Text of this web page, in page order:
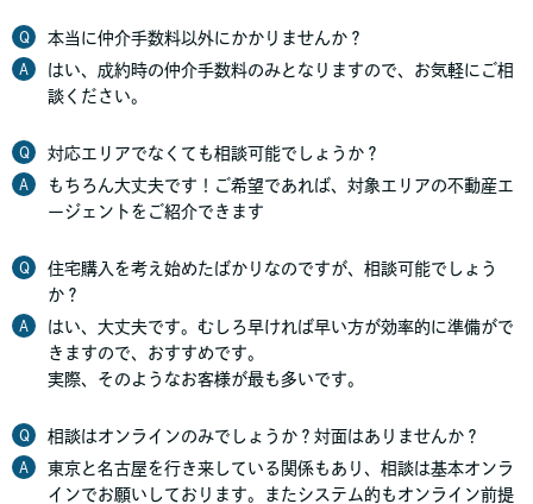
Q 本当に仲介手数料以外にかかりませんか？
A
はい、成約時の仲介手数料のみとなりますので、お気軽にご相
談ください。
Q 対応エリアでなくても相談可能でしょうか？
A
もちろん大丈夫です！ご希望であれば、対象エリアの不動産エ
ージェントをご紹介できます
Q
住宅購入を考え始めたばかりなのですが、相談可能でしょう
か？
A
はい、大丈夫です。むしろ早ければ早い方が効率的に準備がで
きますので、おすすめです。
実際、そのようなお客様が最も多いです。
Q 相談はオンラインのみでしょうか？対面はありませんか？
A
東京と名古屋を行き来している関係もあり、相談は基本オンラ
インでお願いしております。またシステム的もオンライン前提